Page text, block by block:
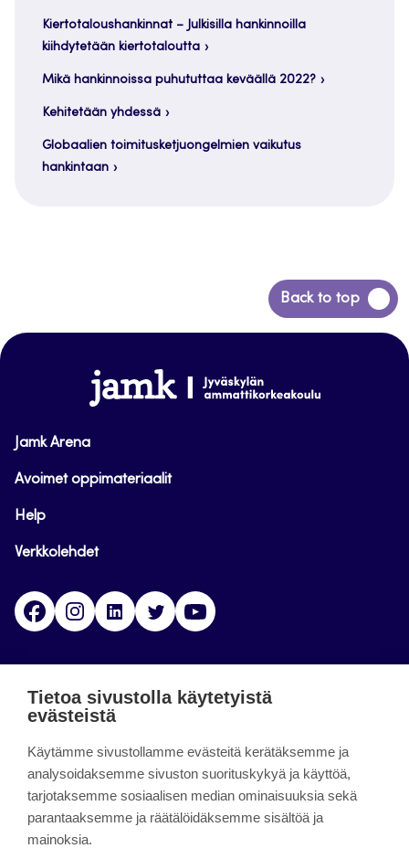
Kiertotaloushankinnat – Julkisilla hankinnoilla
kiihdytetään kiertotaloutta
Mikä hankinnoissa puhututtaa keväällä 2022?
Kehitetään yhdessä
Globaalien toimitusketjuongelmien vaikutus
hankintaan
Back to top
Siirry
takaisin
www.jamk.fi
Jamk Arena
Avoimet oppimateriaalit
Help
Verkkolehdet
FacebookInstagramLinkedinTwitter
päättynyt 11.9.2023.
About the site
Käyttöehdot
Tietoa sivustolla käytetyistä
evästeistä
Käytämme sivustollamme evästeitä kerätäksemme ja
analysoidaksemme sivuston suorituskykyä ja käyttöä,
tarjotaksemme sosiaalisen median ominaisuuksia sekä
parantaaksemme ja räätälöidäksemme sisältöä ja
mainoksia.